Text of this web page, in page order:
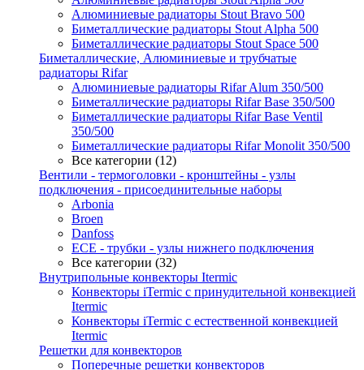
Алюминиевые радиаторы Stout Bravo 500
Биметаллические радиаторы Stout Alpha 500
Биметаллические радиаторы Stout Space 500
Биметаллические, Алюминиевые и трубчатые
радиаторы Rifar
Алюминиевые радиаторы Rifar Alum 350/500
Биметаллические радиаторы Rifar Base 350/500
Биметаллические радиаторы Rifar Base Ventil
350/500
Биметаллические радиаторы Rifar Monolit 350/500
Все категории (12)
Вентили - термоголовки - кронштейны - узлы
подключения - присоединительные наборы
Arbonia
Broen
Danfoss
ECE - трубки - узлы нижнего подключения
Все категории (32)
Внутрипольные конвекторы Itermic
Конвекторы iTermic c принудительной конвекцией
Itermic
Конвекторы iTermic с естественной конвекцией
Itermic
Решетки для конвекторов
Поперечные решетки конвекторов